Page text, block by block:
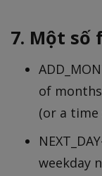
7. Một số
of
(or a
weekday